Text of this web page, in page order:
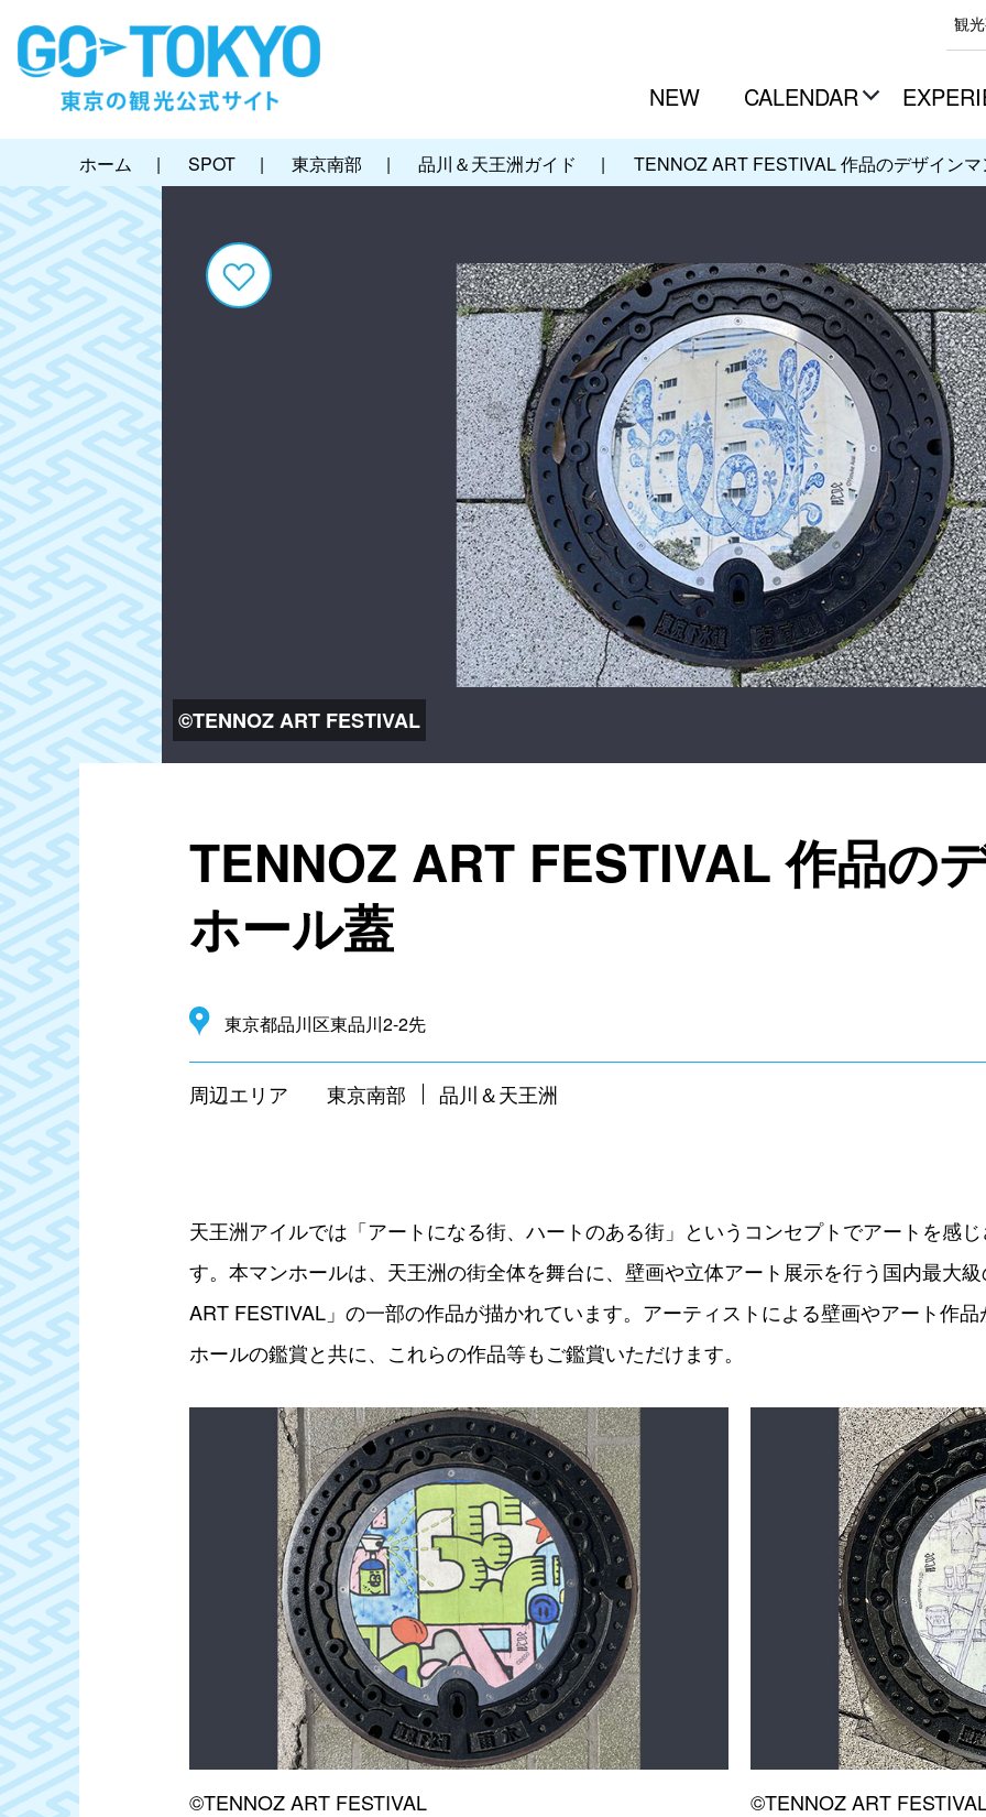
観
NEW CALENDAR
ホーム | SPOT | 東京南部 | 品川＆天王洲ガイド | TENNOZ ART FESTIVAL 作品のデザイン
©TENNOZ ART FESTIVAL
TENNOZ ART FESTIVAL 作品の
ホール蓋
東京都品川区東品川2-2先
周辺エリア 東京南部 品川＆天王洲
天王洲アイルでは「アートになる街、ハートのある街」というコンセプトでアートを感
す。本マンホールは、天王洲の街全体を舞台に、壁画や立体アート展示を行う国内最大
ART FESTIVAL」の一部の作品が描かれています。アーティストによる壁画やアート作
ホールの鑑賞と共に、これらの作品等もご鑑賞いただけます。
©TENNOZ ART FESTIVAL ©TENNOZ ART